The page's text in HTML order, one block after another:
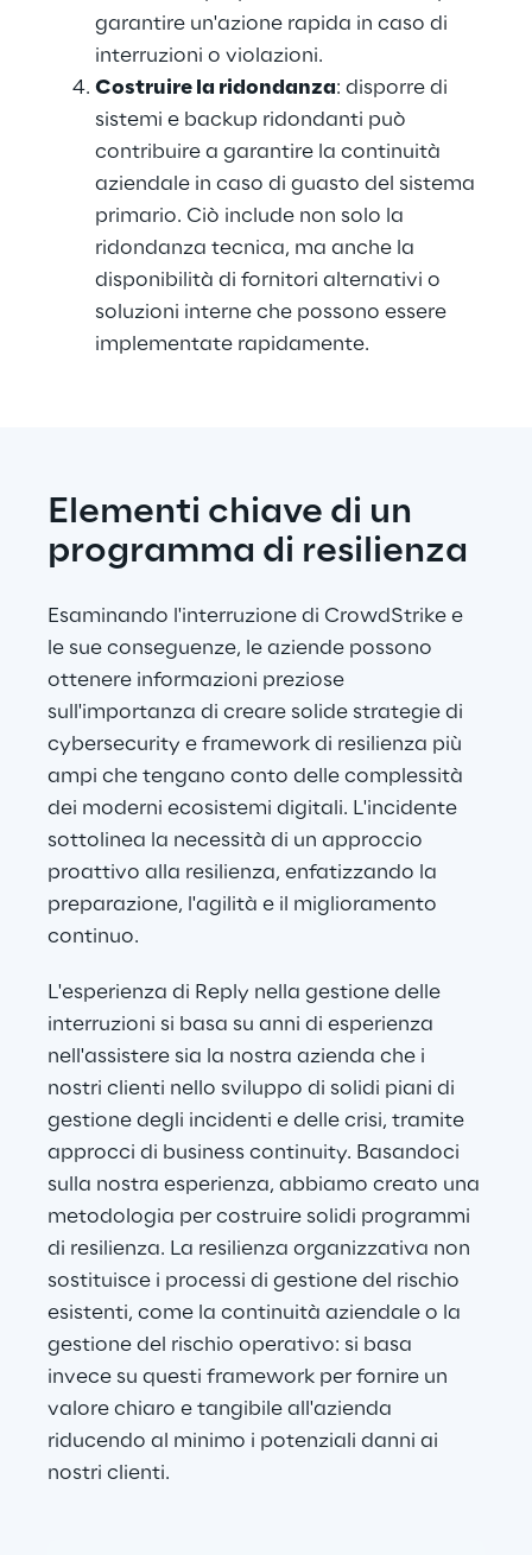
garantire un'azione rapida in caso di
interruzioni o violazioni.
Costruire la ridondanza: disporre di
sistemi e backup ridondanti può
contribuire a garantire la continuità
aziendale in caso di guasto del sistema
primario. Ciò include non solo la
ridondanza tecnica, ma anche la
disponibilità di fornitori alternativi o
soluzioni interne che possono essere
implementate rapidamente.
Elementi chiave di un
programma di resilienza
Esaminando l'interruzione di CrowdStrike e
le sue conseguenze, le aziende possono
ottenere informazioni preziose
sull'importanza di creare solide strategie di
cybersecurity e framework di resilienza più
ampi che tengano conto delle complessità
dei moderni ecosistemi digitali. L'incidente
sottolinea la necessità di un approccio
proattivo alla resilienza, enfatizzando la
preparazione, l'agilità e il miglioramento
continuo.
L'esperienza di Reply nella gestione delle
interruzioni si basa su anni di esperienza
nell'assistere sia la nostra azienda che i
nostri clienti nello sviluppo di solidi piani di
gestione degli incidenti e delle crisi, tramite
approcci di business continuity. Basandoci
sulla nostra esperienza, abbiamo creato una
metodologia per costruire solidi programmi
di resilienza. La resilienza organizzativa non
sostituisce i processi di gestione del rischio
esistenti, come la continuità aziendale o la
gestione del rischio operativo: si basa
invece su questi framework per fornire un
valore chiaro e tangibile all'azienda
riducendo al minimo i potenziali danni ai
nostri clienti.